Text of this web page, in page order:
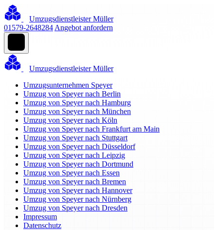
Umzugsdienstleister Müller
01579-2648284 Angebot anfordern
Umzugsdienstleister Müller
Umzugsunternehmen Speyer
Umzug von Speyer nach Berlin
Umzug von Speyer nach Hamburg
Umzug von Speyer nach München
Umzug von Speyer nach Köln
Umzug von Speyer nach Frankfurt am Main
Umzug von Speyer nach Stuttgart
Umzug von Speyer nach Düsseldorf
Umzug von Speyer nach Leipzig
Umzug von Speyer nach Dortmund
Umzug von Speyer nach Essen
Umzug von Speyer nach Bremen
Umzug von Speyer nach Hannover
Umzug von Speyer nach Nürnberg
Umzug von Speyer nach Dresden
Impressum
Datenschutz